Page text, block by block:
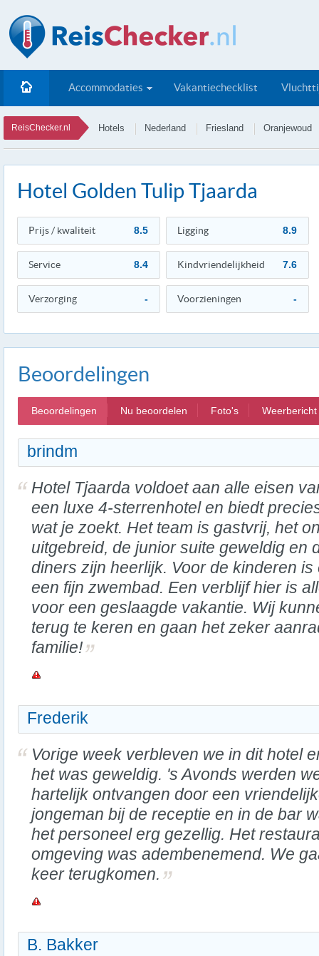
Accommodaties Vakantiechecklist
ReisChecker.nl Hotels Nederland Friesland Oranjewoud
Hotel Golden Tulip Tjaarda
Prijs / kwaliteit 8.5 Ligging 8.9
Service 8.4 Kindvriendelijkheid 7.6
Verzorging - Voorzieningen -
Beoordelingen
Beoordelingen Nu beoordelen Foto's Weerbericht
brindm
Hotel Tjaarda voldoet aan alle eisen
een luxe 4-sterrenhotel en biedt
wat je zoekt. Het team is gastvrij, het
uitgebreid, de junior suite geweldig en
diners zijn heerlijk. Voor de kinderen is
een fijn zwembad. Een verblijf hier is
voor een geslaagde vakantie. Wij
terug te keren en gaan het zeker
familie!
Frederik
Vorige week verbleven we in dit hotel
het was geweldig. 's Avonds werden
hartelijk ontvangen door een
jongeman bij de receptie en in de bar
het personeel erg gezellig. Het
omgeving was adembenemend. We
keer terugkomen.
B. Bakker